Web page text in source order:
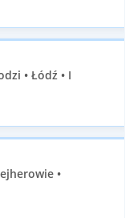
• Łódź • I
•